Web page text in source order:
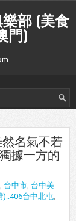
部 (美食
門)
名氣不若
據一方的
, 台中市, 台中美
)::406台中北屯,